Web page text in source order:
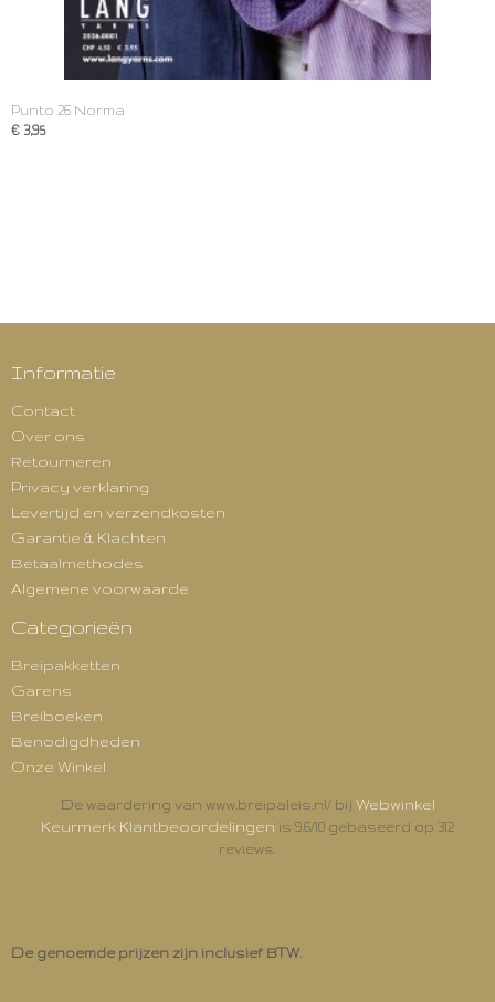
Punto 26 Norma
€ 3,95
Informatie
Contact
Over ons
Retourneren
Privacy verklaring
Levertijd en verzendkosten
Garantie & Klachten
Betaalmethodes
Algemene voorwaarde
Categorieën
Breipakketten
Garens
Breiboeken
Benodigdheden
Onze Winkel
De waardering van www.breipaleis.nl/ bij Webwinkel
Keurmerk Klantbeoordelingen is 9.6/10 gebaseerd op 312
reviews.
De genoemde prijzen zijn inclusief BTW.